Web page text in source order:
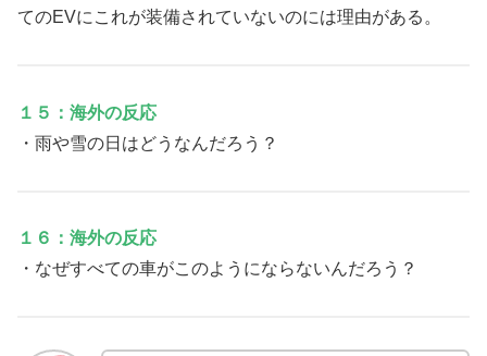
てのEVにこれが装備されていないのには理由がある。
１５：海外の反応
・雨や雪の日はどうなんだろう？
１６：海外の反応
・なぜすべての車がこのようにならないんだろう？